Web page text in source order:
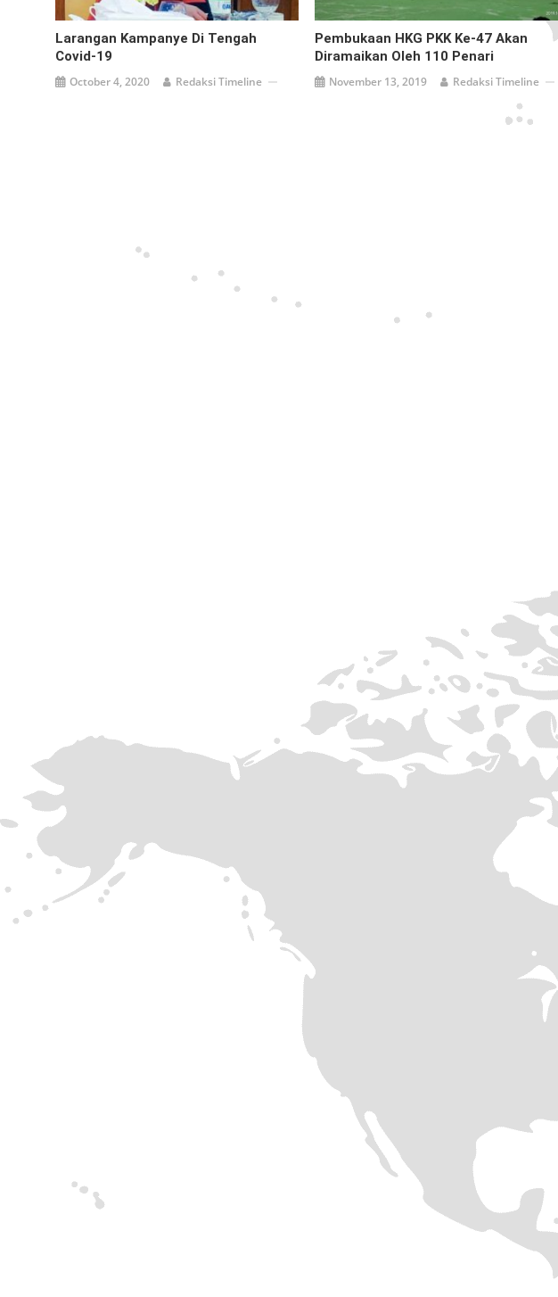
Larangan Kampanye Di Tengah
Covid-19
October 4, 2020 Redaksi Timeline
Pembukaan HKG PKK Ke-47 Akan
Diramaikan Oleh 110 Penari
November 13, 2019 Redaksi Timeline